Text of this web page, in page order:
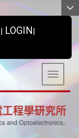
| LOGIN|
Toggle